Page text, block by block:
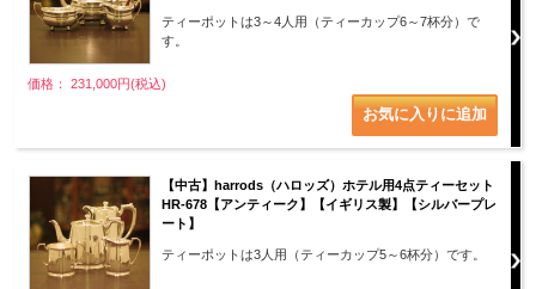
ティーポットは3～4人用（ティーカップ6～7杯分）で
す。
価格： 231,000円(税込)
【中古】harrods（ハロッズ）ホテル用4点ティーセット
HR-678【アンティーク】【イギリス製】【シルバープレ
ート】
ティーポットは3人用（ティーカップ5～6杯分）です。